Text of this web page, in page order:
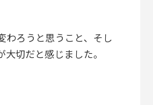
わろうと思うこと、そし
切だと感じました。